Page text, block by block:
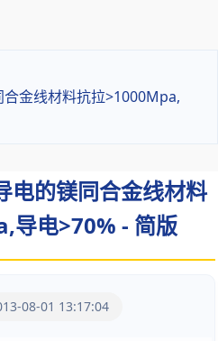
金线材料抗拉>1000Mpa,
电的镁同合金线材料
导电>70% - 简版
08-01 13:17:04